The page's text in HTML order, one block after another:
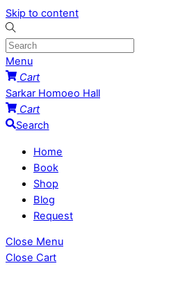
Skip to content
Menu
Cart
Sarkar Homoeo Hall
Cart
Search
Home
Book
Shop
Blog
Request
Close Menu
Close Cart